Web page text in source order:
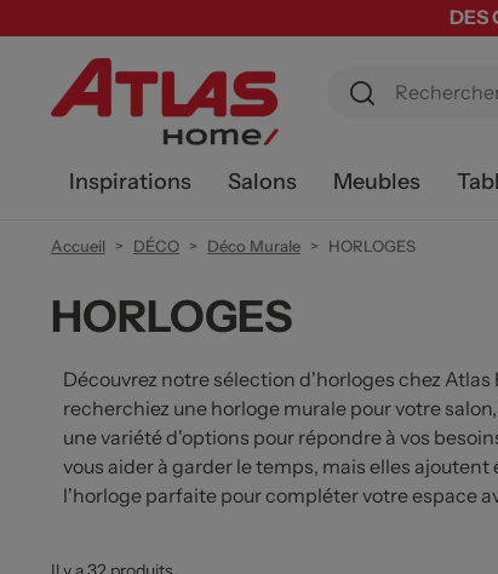
DES
Inspirations Salons Meubles
Accueil DÉCO Déco Murale HORLOGES
HORLOGES
Découvrez notre sélection d'horloges chez
recherchiez une horloge murale pour votre
une variété d'options pour répondre à vos
vous aider à garder le temps, mais elles
l'horloge parfaite pour compléter votre espace